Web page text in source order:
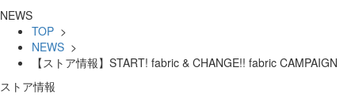
NEWS
TOP >
NEWS >
【ストア情報】START! fabric & CHANGE!! fabric CAMPAIGN
ストア情報